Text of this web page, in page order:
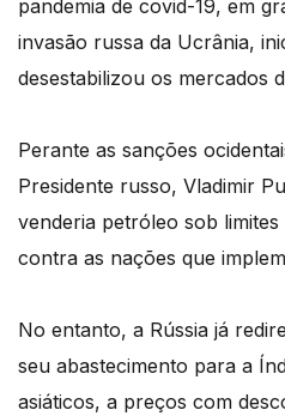
pandemia de covid-19, em
invasão russa da Ucrânia,
desestabilizou os mercados
Perante as sanções
Presidente russo, Vladimir
venderia petróleo sob
contra as nações que
No entanto, a Rússia já
seu abastecimento para a
asiáticos, a preços com